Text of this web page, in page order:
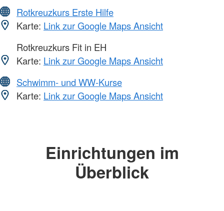
Rotkreuzkurs Erste Hilfe
Karte: Link zur Google Maps Ansicht
Rotkreuzkurs Fit in EH
Karte: Link zur Google Maps Ansicht
Schwimm- und WW-Kurse
Karte: Link zur Google Maps Ansicht
Einrichtungen im
Überblick